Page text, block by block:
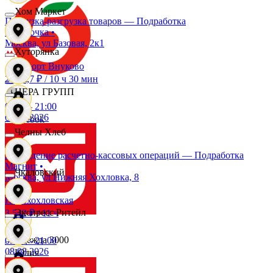
OBI
RE
Reebok
Seven
XC
Одежда 3000
Хом Маркет
Хуторянка
ЦЕРА ГРУПП
Челны Хлеб
Чкаловский
Экспресс Ритейл
Юлия
Погрузка-разгрузка товаров — Подработка
Пятёрочка•
Москва, ул Базовая, 2к1
Аэропорт Внуково
2 702,7 ₽ / 10 ч 30 мин
09:00 - 21:00
08.08.2026
Проведение расчетно-кассовых операций — Подработка
Магнит •
Москва, ул Нижняя Хохловка, 8
Новохохловская
3 542 ₽/11 ч
09:00-21:00
08.08.2026